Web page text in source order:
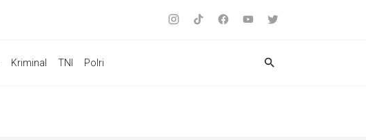
Kriminal TNI Polri